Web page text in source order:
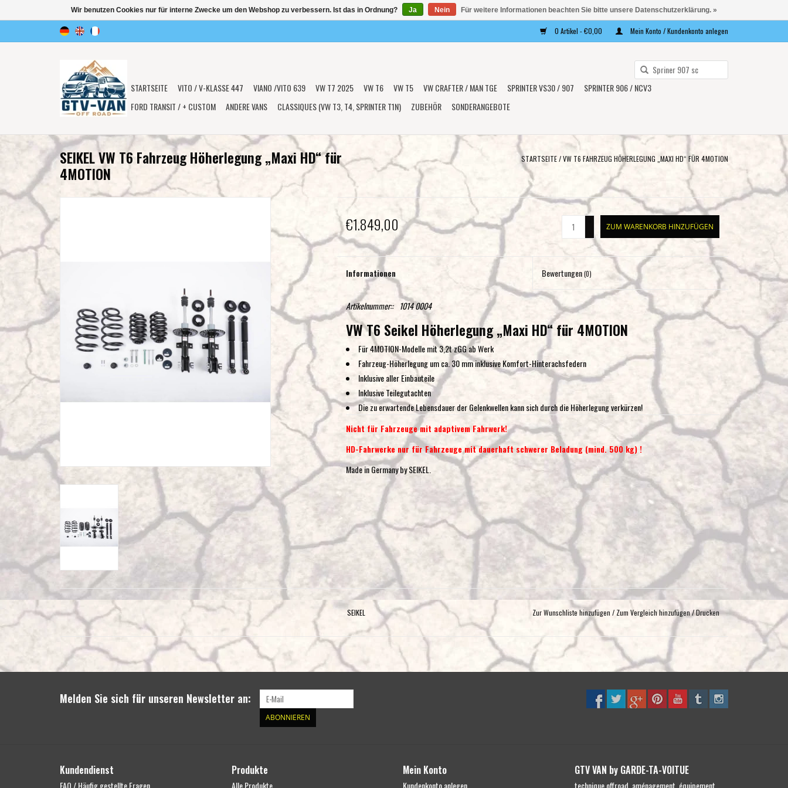
0 Artikel - €0,00 Mein Konto / Kundenkonto anlegen
verfügbare
die
Eingabetaste,
Suchergebnis
gelangen.
Benutzer
Touchgeräten
können
Touch-
verwenden.
STARTSEITE VITO / V-KLASSE 447 VIANO /VITO 639 VW T7 2025 VW T6 VW T5 VW CRAFTER / MAN TGE SPRINTER VS30 / 907
SPRINTER 906 / NCV3
FORD TRANSIT / + CUSTOM
ANDERE VANS CLASSIQUES (VW T3, T4, SPRINTER T1N) ZUBEHÖR SONDERANGEBOTE
SEIKEL VW T6 Fahrzeug Höherlegung „Maxi HD“ für
4MOTION
STARTSEITE/VW T6 FAHRZEUG HÖHERLEGUNG „MAXI HD“ FÜR 4MOTION
€1.849,00 ZUM WARENKORB HINZUFÜGEN
Informationen Bewertungen(0)
Artikelnummer:: 1014 0004
VW T6 Seikel Höherlegung „Maxi HD“ für 4MOTION
Für 4MOTION-Modelle mit 3,2t zGG ab Werk
Fahrzeug-Höherlegung um ca. 30 mm inklusive Komfort-Hinterachsfedern
Inklusive aller Einbauteile
Inklusive Teilegutachten
Die zu erwartende Lebensdauer der Gelenkwellen kann sich durch die Höherlegung verkürzen!
Nicht für Fahrzeuge mit adaptivem Fahrwerk!
HD-Fahrwerke nur für Fahrzeuge mit dauerhaft schwerer Beladung (mind. 500 kg) !
Made in Germany by SEIKEL.
SEIKEL Zur Wunschliste hinzufügen / Zum Vergleich hinzufügen/Drucken
Melden Sie sich für unseren Newsletter an:
ABONNIEREN
Kundendienst
FAQ / Häufig gestellte Fragen
Produkte
Alle Produkte
Mein Konto
Kundenkonto anlegen
GTV VAN by GARDE-TA-VOITUE
technique offroad, aménagement, équipement,
Wir benutzen Cookies nur für interne Zwecke um den Webshop zu verbessern. Ist das in Ordnung? Ja Nein Für weitere Informationen beachten Sie bitte unsere Datenschutzerklärung. »